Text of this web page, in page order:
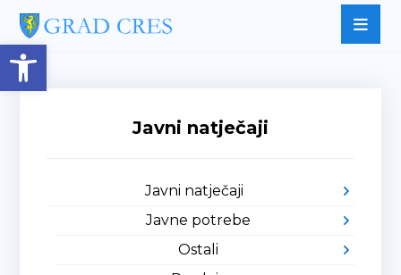
Open toolbar
Javni natječaji
Javni natječaji
Javne potrebe
Ostali